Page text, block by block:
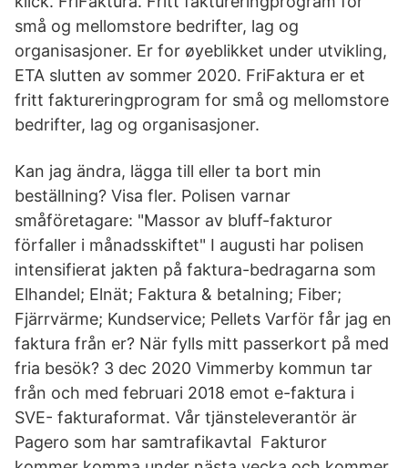
små og mellomstore bedrifter, lag og
organisasjoner. Er for øyeblikket under utvikling,
ETA slutten av sommer 2020. FriFaktura er et
fritt faktureringprogram for små og mellomstore
bedrifter, lag og organisasjoner.
Kan jag ändra, lägga till eller ta bort min
beställning? Visa fler. Polisen varnar
småföretagare: "Massor av bluff-fakturor
förfaller i månadsskiftet" I augusti har polisen
intensifierat jakten på faktura-bedragarna som
Elhandel; Elnät; Faktura & betalning; Fiber;
Fjärrvärme; Kundservice; Pellets Varför får jag en
faktura från er? När fylls mitt passerkort på med
fria besök? 3 dec 2020 Vimmerby kommun tar
från och med februari 2018 emot e-faktura i
SVE- fakturaformat. Vår tjänsteleverantör är
Pagero som har samtrafikavtal Fakturor